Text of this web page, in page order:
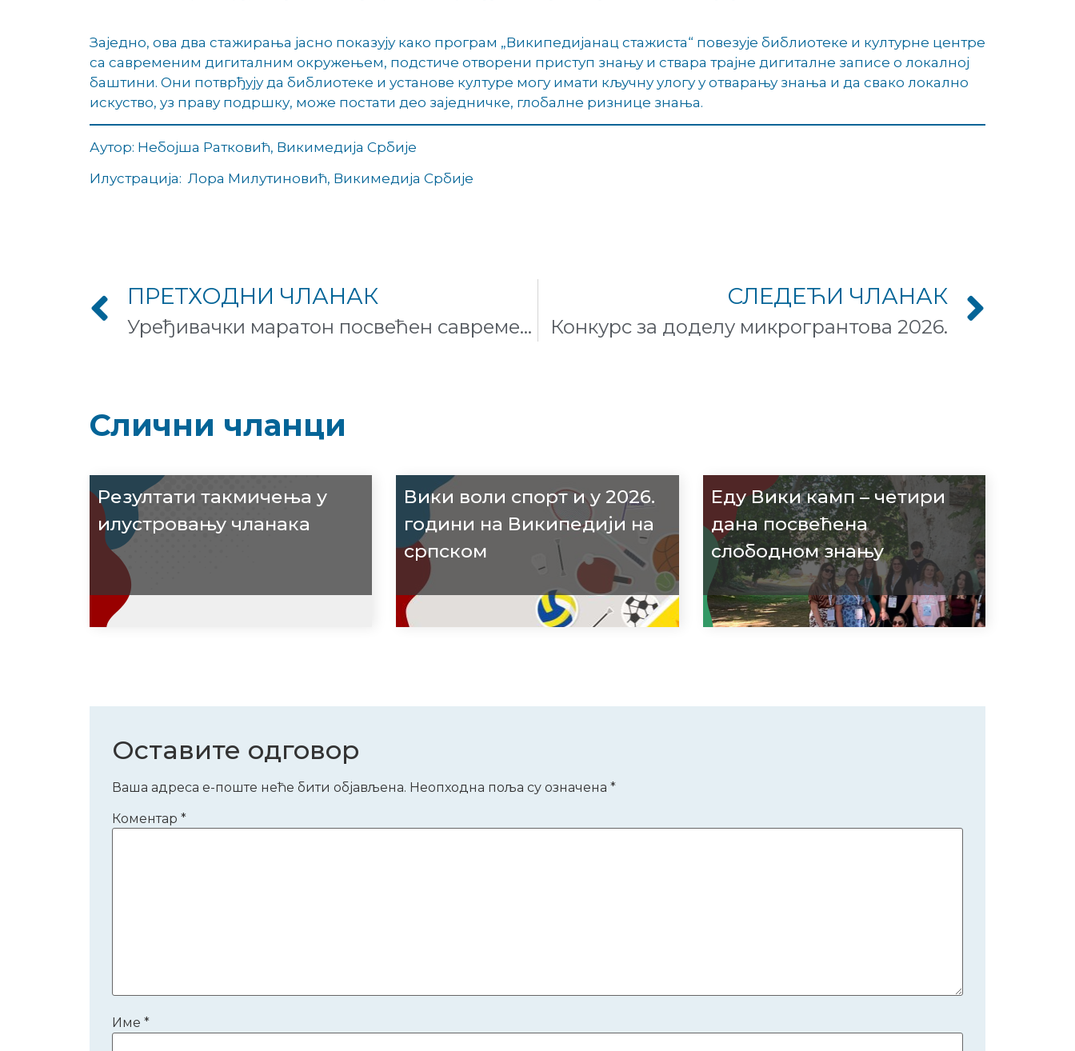
Заједно, ова два стажирања јасно показују како програм „Википедијанац стажиста“ повезује библиотеке и културне центре
са савременим дигиталним окружењем, подстиче отворени приступ знању и ствара трајне дигиталне записе о локалној
баштини. Они потврђују да библиотеке и установе културе могу имати кључну улогу у отварању знања и да свако локално
искуство, уз праву подршку, може постати део заједничке, глобалне ризнице знања.
Аутор: Небојша Ратковић, Викимедија Србије
Илустрација: Лора Милутиновић, Викимедија Србије
ПРЕТХОДНИ ЧЛАНАК
Уређивачки маратон посвећен савременој уметничкој сцени у сарадњи са What Could Should Curating Do
СЛЕДЕЋИ ЧЛАНАК
Конкурс за доделу микрогрантова 2026.
Слични чланци
Резултати такмичења у
илустровању чланака
Вики воли спорт и у 2026.
години на Википедији на
српском
Еду Вики камп – четири
дана посвећена
слободном знању
Оставите одговор
Ваша адреса е-поште неће бити објављена. Неопходна поља су означена *
Коментар *
Име *